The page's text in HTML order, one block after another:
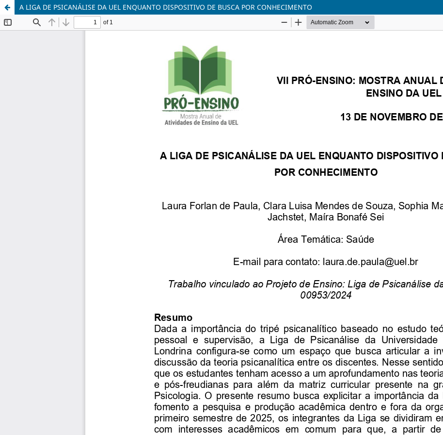
A LIGA DE PSICANÁLISE DA UEL ENQUANTO DISPOSITIVO DE BUSCA POR CONHECIMENTO